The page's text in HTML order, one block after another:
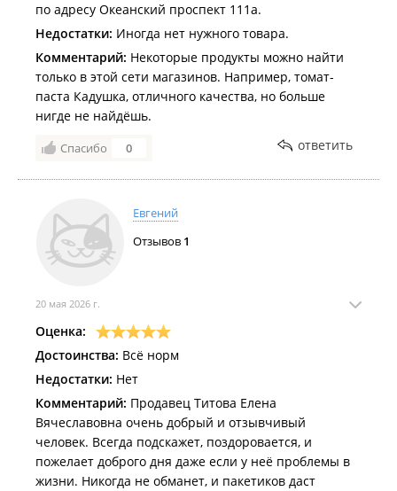
по адресу Океанский проспект 111а.
Недостатки: Иногда нет нужного товара.
Комментарий: Некоторые продукты можно найти
только в этой сети магазинов. Например, томат-
паста Кадушка, отличного качества, но больше
нигде не найдёшь.
Спасибо 0 ответить
Евгений
Отзывов 1
20 мая 2026 г.
Оценка:
Достоинства: Всё норм
Недостатки: Нет
Комментарий: Продавец Титова Елена
Вячеславовна очень добрый и отзывчивый
человек. Всегда подскажет, поздоровается, и
пожелает доброго дня даже если у неё проблемы в
жизни. Никогда не обманет, и пакетиков даст